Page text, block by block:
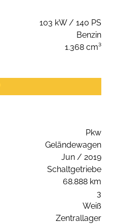
103 kW / 140 PS
Benzin
1.368 cm³
Pkw
Geländewagen
Jun / 2019
Schaltgetriebe
68.888 km
3
Weiß
Zentrallager